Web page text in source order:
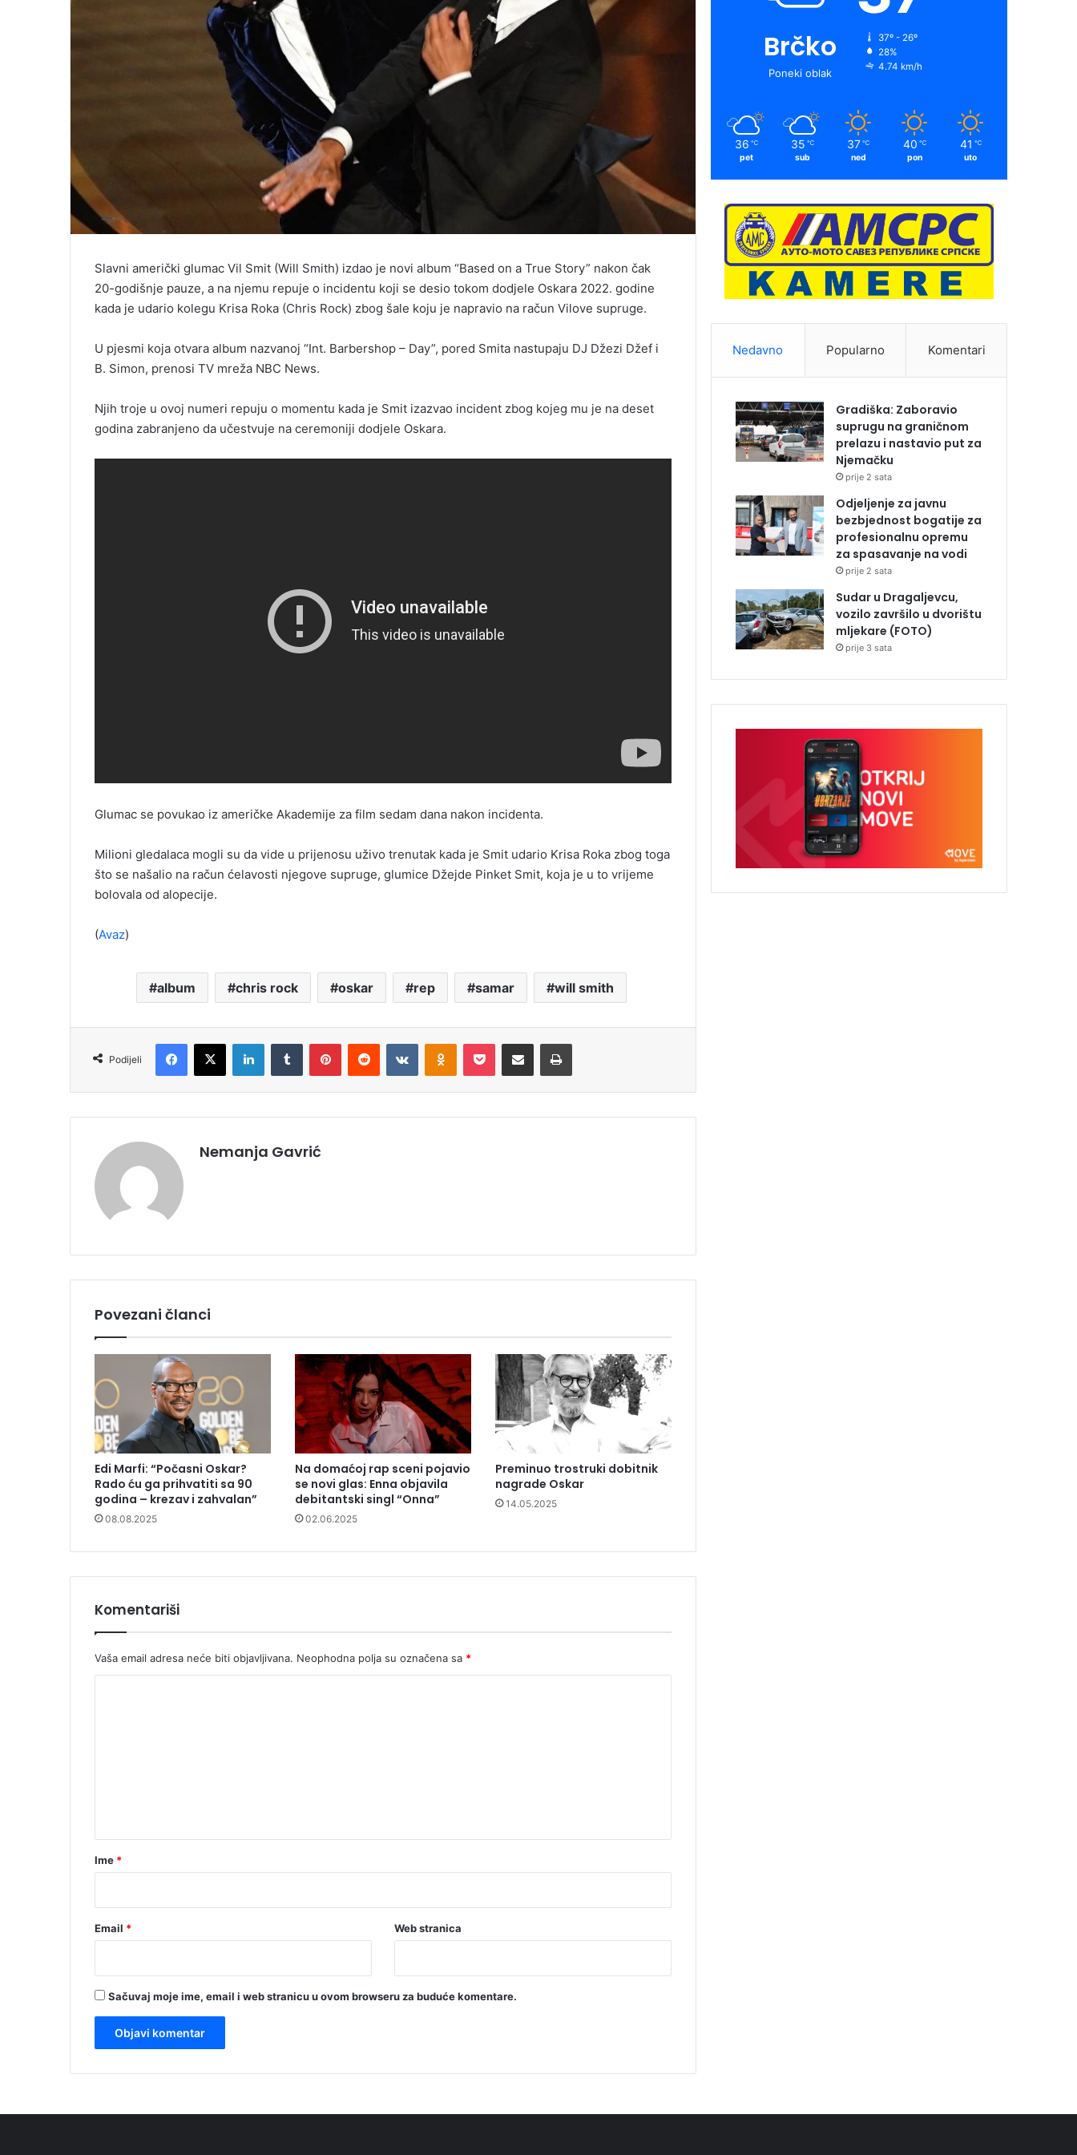
Slavni američki glumac Vil Smit (Will Smith) izdao je novi album “Based on a True Story” nakon čak
20-godišnje pauze, a na njemu repuje o incidentu koji se desio tokom dodjele Oskara 2022. godine
kada je udario kolegu Krisa Roka (Chris Rock) zbog šale koju je napravio na račun Vilove supruge.
U pjesmi koja otvara album nazvanoj “Int. Barbershop – Day”, pored Smita nastupaju DJ Džezi Džef i
B. Simon, prenosi TV mreža NBC News.
Njih troje u ovoj numeri repuju o momentu kada je Smit izazvao incident zbog kojeg mu je na deset
godina zabranjeno da učestvuje na ceremoniji dodjele Oskara.
Glumac se povukao iz američke Akademije za film sedam dana nakon incidenta.
Milioni gledalaca mogli su da vide u prijenosu uživo trenutak kada je Smit udario Krisa Roka zbog toga
što se našalio na račun ćelavosti njegove supruge, glumice Džejde Pinket Smit, koja je u to vrijeme
bolovala od alopecije.
(Avaz)
album chris rock oskar rep samar will smith
Podijeli
Nemanja Gavrić
Povezani članci
Edi Marfi: “Počasni Oskar?
Rado ću ga prihvatiti sa 90
godina – krezav i zahvalan”
08.08.2025
Na domaćoj rap sceni pojavio
se novi glas: Enna objavila
debitantski singl “Onna”
02.06.2025
Preminuo trostruki dobitnik
nagrade Oskar
14.05.2025
Komentariši
Vaša email adresa neće biti objavljivana. Neophodna polja su označena sa *
rIme *
Email * Web stranica
Sačuvaj moje ime, email i web stranicu u ovom browseru za buduće komentare.
Brčko
Poneki oblak
37º - 26º
28%
4.74 km/h
36 ℃
pet
35 ℃
sub
37 ℃
ned
40 ℃
pon
41 ℃
uto
Nedavno Popularno Komentari
Gradiška: Zaboravio
suprugu na graničnom
prelazu i nastavio put za
Njemačku
prije 2 sata
Odjeljenje za javnu
bezbjednost bogatije za
profesionalnu opremu
za spasavanje na vodi
prije 2 sata
Sudar u Dragaljevcu,
vozilo završilo u dvorištu
mljekare (FOTO)
prije 3 sata